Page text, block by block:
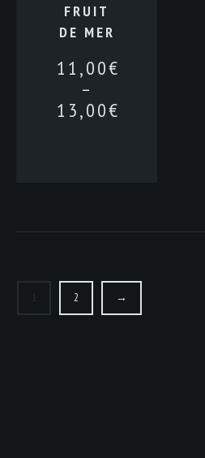
FRUIT
DE MER
11,00€
–
13,00€
2 →